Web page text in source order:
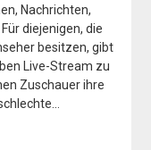
Nachrichten,
diejenigen, die
besitzen, gibt
Live-Stream zu
Zuschauer ihre